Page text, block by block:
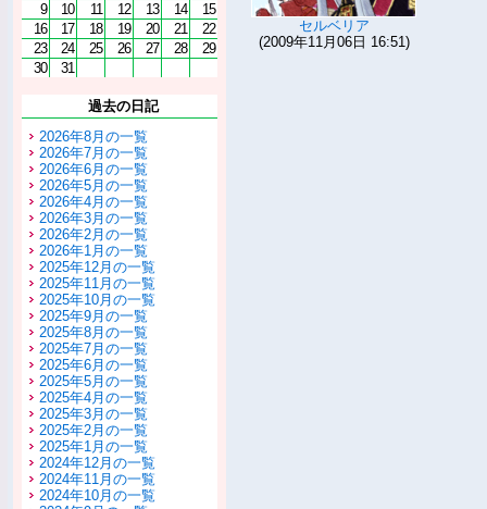
9
10 11 12 13 14
15
16
17 18 19 20 21
22
23
24 25 26 27 28
29
30
31
過去の日記
2026年8月の一覧
2026年7月の一覧
2026年6月の一覧
2026年5月の一覧
2026年4月の一覧
2026年3月の一覧
2026年2月の一覧
2026年1月の一覧
2025年12月の一覧
2025年11月の一覧
2025年10月の一覧
2025年9月の一覧
2025年8月の一覧
2025年7月の一覧
2025年6月の一覧
2025年5月の一覧
2025年4月の一覧
2025年3月の一覧
2025年2月の一覧
2025年1月の一覧
2024年12月の一覧
2024年11月の一覧
2024年10月の一覧
セルベリア
(2009年11月06日 16:51)